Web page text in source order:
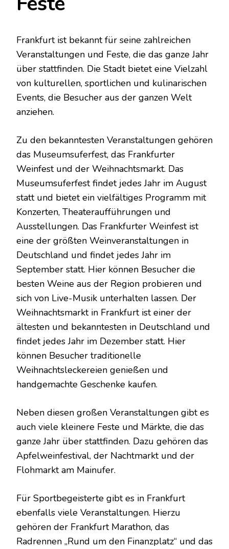
Frankfurt ist bekannt für seine zahlreichen
Veranstaltungen und Feste, die das ganze Jahr
über stattfinden. Die Stadt bietet eine Vielzahl
von kulturellen, sportlichen und kulinarischen
Events, die Besucher aus der ganzen Welt
anziehen.
Zu den bekanntesten Veranstaltungen gehören
das Museumsuferfest, das Frankfurter
Weinfest und der Weihnachtsmarkt. Das
Museumsuferfest findet jedes Jahr im August
statt und bietet ein vielfältiges Programm mit
Konzerten, Theateraufführungen und
Ausstellungen. Das Frankfurter Weinfest ist
eine der größten Weinveranstaltungen in
Deutschland und findet jedes Jahr im
September statt. Hier können Besucher die
besten Weine aus der Region probieren und
sich von Live-Musik unterhalten lassen. Der
Weihnachtsmarkt in Frankfurt ist einer der
ältesten und bekanntesten in Deutschland und
findet jedes Jahr im Dezember statt. Hier
können Besucher traditionelle
Weihnachtsleckereien genießen und
handgemachte Geschenke kaufen.
Neben diesen großen Veranstaltungen gibt es
auch viele kleinere Feste und Märkte, die das
ganze Jahr über stattfinden. Dazu gehören das
Apfelweinfestival, der Nachtmarkt und der
Flohmarkt am Mainufer.
Für Sportbegeisterte gibt es in Frankfurt
ebenfalls viele Veranstaltungen. Hierzu
gehören der Frankfurt Marathon, das
Radrennen „Rund um den Finanzplatz“ und das